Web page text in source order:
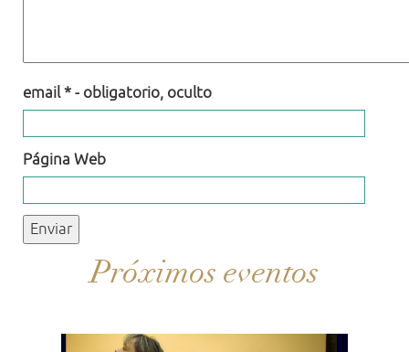
email * - obligatorio, oculto
Página Web
Próximos eventos